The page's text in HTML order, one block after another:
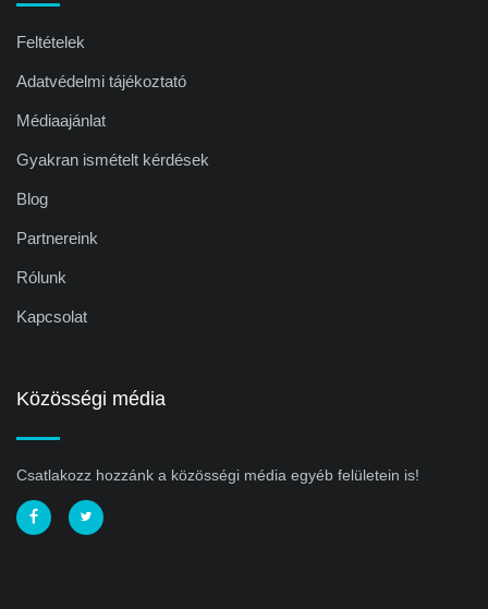
Feltételek
Adatvédelmi tájékoztató
Médiaajánlat
Gyakran ismételt kérdések
Blog
Partnereink
Rólunk
Kapcsolat
Közösségi média
Csatlakozz hozzánk a közösségi média egyéb felületein is!